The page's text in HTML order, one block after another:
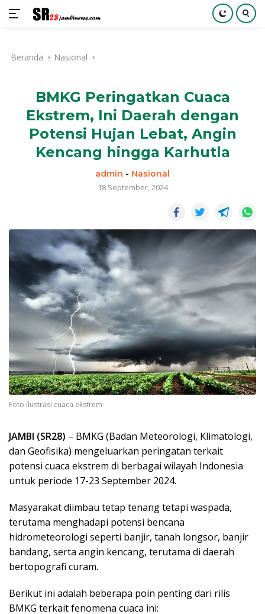
kontenBeranda Nasional
BMKG Peringatkan Cuaca
Ekstrem, Ini Daerah dengan
Potensi Hujan Lebat, Angin
Kencang hingga Karhutla
admin - Nasional
18 September, 2024
Foto Ilustrasi cuaca ekstrem
JAMBI (SR28) – BMKG (Badan Meteorologi, Klimatologi,
dan Geofisika) mengeluarkan peringatan terkait
potensi cuaca ekstrem di berbagai wilayah Indonesia
untuk periode 17-23 September 2024.
Masyarakat diimbau tetap tenang tetapi waspada,
terutama menghadapi potensi bencana
hidrometeorologi seperti banjir, tanah longsor, banjir
bandang, serta angin kencang, terutama di daerah
bertopografi curam.
Berikut ini adalah beberapa poin penting dari rilis
BMKG terkait fenomena cuaca ini: